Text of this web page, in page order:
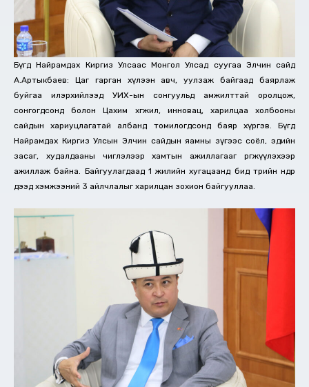
Бүгд Найрамдах Киргиз Улсаас Монгол Улсад суугаа Элчин сайд
А.Артыкбаев: Цаг гарган хүлээн авч, уулзаж байгаад баярлаж
буйгаа илэрхийлээд УИХ-ын сонгуульд амжилттай оролцож,
сонгогдсонд болон Цахим хөгжил, инновац, харилцаа холбооны
сайдын хариуцлагатай албанд томилогдсонд баяр хүргэв. Бүгд
Найрамдах Киргиз Улсын Элчин сайдын яамны зүгээс соёл, эдийн
засаг, худалдааны чиглэлээр хамтын ажиллагааг өргөжүүлэхээр
ажиллаж байна. Байгуулагдаад 1 жилийн хугацаанд бид төрийн өндөр
дээд хэмжээний 3 айлчлалыг харилцан зохион байгууллаа.